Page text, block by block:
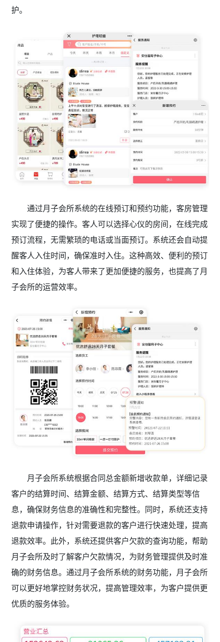
护。
通过月子会所系统的在线预订和预约功能，客房管理
实现了便捷的操作。客人可以选择心仪的房间，在线完成
预订流程，无需繁琐的电话或当面预订。系统还会自动提
醒客人入住时间，确保准时入住。这种高效、便利的预订
和入住体验，为客人带来了更加便捷的服务，也提高了月
子会所的运营效率。
月子会所系统根据合同总金额新增收款单，详细记录
客户的结算时间、结算金额、结算方式、结算类型等信
息，确保财务信息的准确性和完整性。同时，系统还支持
退款申请操作，针对需要退款的客户进行快速处理，提高
退款效率。此外，系统还提供客户欠款的查询功能，帮助
月子会所及时了解客户欠款情况，为财务管理提供及时准
确的财务信息。通过月子会所系统的财务功能，月子会所
可以更好地掌控财务状况，提高管理效率，为客户提供更
优质的服务体验。